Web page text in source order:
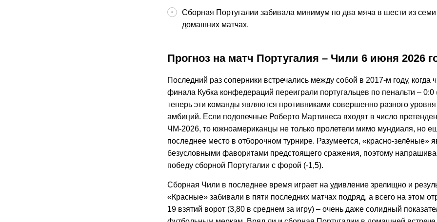
Сборная Португалии забивала минимум по два мяча в шести из
домашних матчах.
Прогноз на матч Португалия – Чили 6 июня 2026
Последний раз соперники встречались между собой в 2017-м году, когда
финала Кубка конфедераций переиграли португальцев по пенальти – 0:0
теперь эти команды являются противниками совершенно разного уровня
амбиций. Если подопечные Роберто Мартинеса входят в число
ЧМ-2026, то южноамериканцы не только пролетели мимо мундиаля, но
последнее место в отборочном турнире. Разумеется, «красно-зелёные»
безусловными фаворитами предстоящего сражения, поэтому
победу сборной Португалии с форой (-1,5).
Сборная Чили в последнее время играет на удивление зрелищно и
«Красные» забивали в пяти последних матчах подряд, а всего на этом
19 взятий ворот (3,80 в среднем за игру) – очень даже солидный